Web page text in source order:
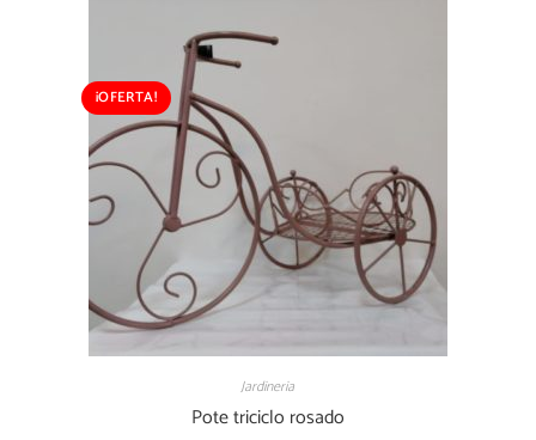
¡OFERTA!
Jardineria
Pote triciclo rosado